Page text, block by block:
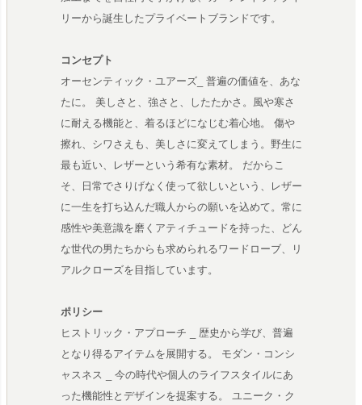
リーから誕生したプライベートブランドです。
コンセプト
オーセンティック・ユアーズ_ 普遍の価値を、あな
たに。 美しさと、強さと、したたかさ。風や寒さ
に耐える機能と、着るほどになじむ着心地。 傷や
擦れ、シワさえも、美しさに変えてしまう。野生に
最も近い、レザーという希有な素材。 だからこ
そ、日常でさりげなく使って欲しいという、レザー
に一生を打ち込んだ職人からの願いを込めて。常に
感性や美意識を磨くアティチュードを持った、どん
な世代の男たちからも求められるワードローブ、リ
アルクローズを目指しています。
ポリシー
ヒストリック・アプローチ _ 歴史から学び、普遍
となり得るアイテムを展開する。 モダン・コンシ
ャスネス _ 今の時代や個人のライフスタイルにあ
った機能性とデザインを提案する。 ユニーク・ク